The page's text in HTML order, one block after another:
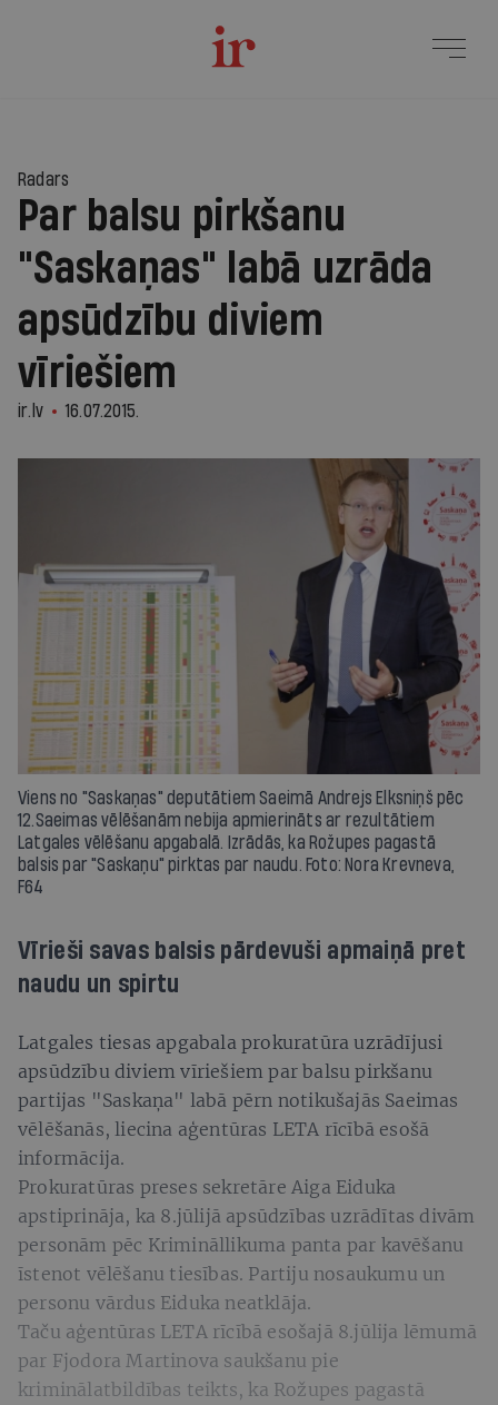
Radars
Par balsu pirkšanu
"Saskaņas" labā uzrāda
apsūdzību diviem
vīriešiem
ir.lv 16.07.2015.
Viens no "Saskaņas" deputātiem Saeimā Andrejs Elksniņš pēc
12.Saeimas vēlēšanām nebija apmierināts ar rezultātiem
Latgales vēlēšanu apgabalā. Izrādās, ka Rožupes pagastā
balsis par "Saskaņu" pirktas par naudu. Foto: Nora Krevneva,
F64
Vīrieši savas balsis pārdevuši apmaiņā pret
naudu un spirtu
Latgales tiesas apgabala prokuratūra uzrādījusi
apsūdzību diviem vīriešiem par balsu pirkšanu
partijas "Saskaņa" labā pērn notikušajās Saeimas
vēlēšanās, liecina aģentūras LETA rīcībā esošā
informācija.
Prokuratūras preses sekretāre Aiga Eiduka
apstiprināja, ka 8.jūlijā apsūdzības uzrādītas divām
personām pēc Krimināllikuma panta par kavēšanu
īstenot vēlēšanu tiesības. Partiju nosaukumu un
personu vārdus Eiduka neatklāja.
Taču aģentūras LETA rīcībā esošajā 8.jūlija lēmumā
par Fjodora Martinova saukšanu pie
kriminālatbildības teikts, ka Rožupes pagastā